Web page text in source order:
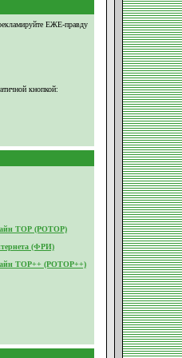
ЕЖЕ-правду
кнопкой:
ТОР (РОТОР)
(ФРИ)
ТОР++ (РОТОР++)